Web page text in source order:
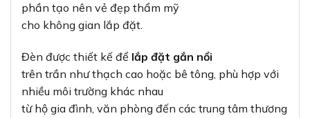
phần tạo nên vẻ đẹp thẩm mỹ
cho không gian lắp đặt.
Đèn được thiết kế để lắp đặt gắn nổi
trên trần như thạch cao hoặc bê tông, phù hợp với
nhiều môi trường khác nhau
từ hộ gia đình, văn phòng đến các trung tâm thương